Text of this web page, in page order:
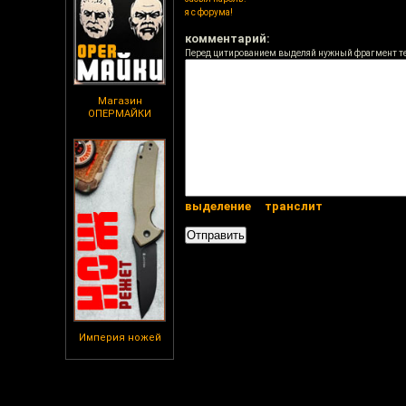
Магазин
ОПЕРМАЙКИ
Империя ножей
я с форума!
комментарий:
Перед цитированием выделяй нужный фрагмент
выделение транслит